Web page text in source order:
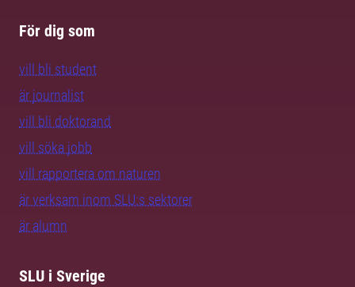
För dig som
vill bli student
är journalist
vill bli doktorand
vill söka jobb
vill rapportera om naturen
är verksam inom SLU:s sektorer
är alumn
SLU i Sverige